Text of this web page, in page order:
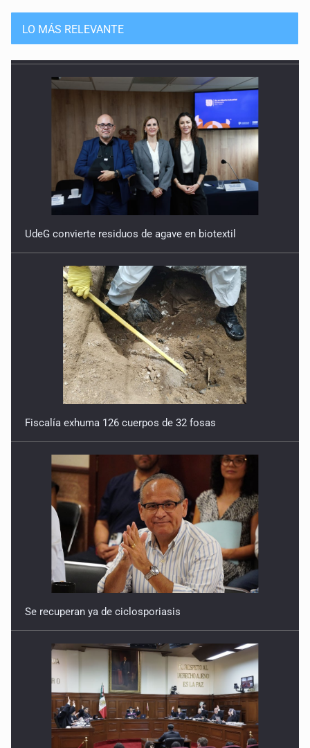
LO MÁS RELEVANTE
UdeG convierte residuos de agave en biotextil
Fiscalía exhuma 126 cuerpos de 32 fosas
Se recuperan ya de ciclosporiasis